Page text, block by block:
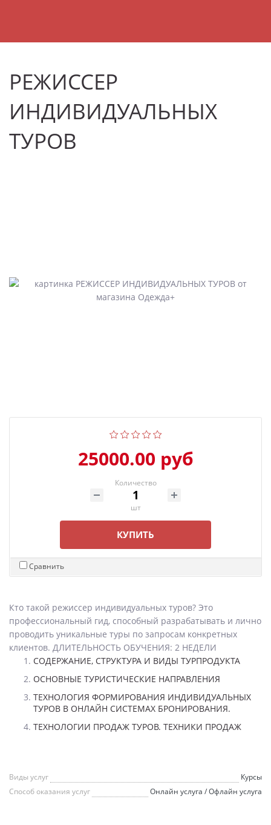
РЕЖИССЕР
ИНДИВИДУАЛЬНЫХ
ТУРОВ
25000.00 руб
Количество
шт
КУПИТЬ
Сравнить
Кто такой режиссер индивидуальных туров? Это
профессиональный гид, способный разрабатывать и лично
проводить уникальные туры по запросам конкретных
клиентов. ДЛИТЕЛЬНОСТЬ ОБУЧЕНИЯ: 2 НЕДЕЛИ
СОДЕРЖАНИЕ, СТРУКТУРА И ВИДЫ ТУРПРОДУКТА
ОСНОВНЫЕ ТУРИСТИЧЕСКИЕ НАПРАВЛЕНИЯ
ТЕХНОЛОГИЯ ФОРМИРОВАНИЯ ИНДИВИДУАЛЬНЫХ
ТУРОВ В ОНЛАЙН СИСТЕМАХ БРОНИРОВАНИЯ.
ТЕХНОЛОГИИ ПРОДАЖ ТУРОВ. ТЕХНИКИ ПРОДАЖ
Виды услуг
Курсы
Способ оказания услуг
Онлайн услуга / Офлайн услуга